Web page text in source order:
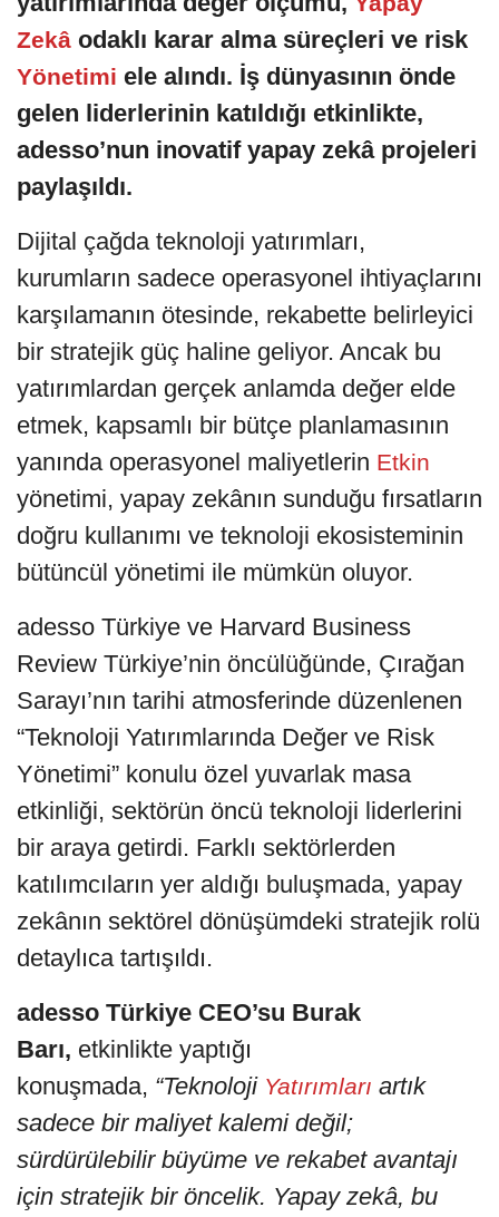
Zekâ odaklı karar alma süreçleri ve risk
Yönetimi ele alındı. İş dünyasının önde
gelen liderlerinin katıldığı etkinlikte,
adesso’nun inovatif yapay zekâ projeleri
paylaşıldı.
Dijital çağda teknoloji yatırımları,
kurumların sadece operasyonel ihtiyaçlarını
karşılamanın ötesinde, rekabette belirleyici
bir stratejik güç haline geliyor. Ancak bu
yatırımlardan gerçek anlamda değer elde
etmek, kapsamlı bir bütçe planlamasının
yanında operasyonel maliyetlerin Etkin
yönetimi, yapay zekânın sunduğu fırsatların
doğru kullanımı ve teknoloji ekosisteminin
bütüncül yönetimi ile mümkün oluyor.
adesso Türkiye ve Harvard Business
Review Türkiye’nin öncülüğünde, Çırağan
Sarayı’nın tarihi atmosferinde düzenlenen
“Teknoloji Yatırımlarında Değer ve Risk
Yönetimi” konulu özel yuvarlak masa
etkinliği, sektörün öncü teknoloji liderlerini
bir araya getirdi. Farklı sektörlerden
katılımcıların yer aldığı buluşmada, yapay
zekânın sektörel dönüşümdeki stratejik rolü
detaylıca tartışıldı.
adesso Türkiye CEO’su Burak
Barı, etkinlikte yaptığı
konuşmada, “TeknolojiYatırımları artık
sadece bir maliyet kalemi değil;
sürdürülebilir büyüme ve rekabet avantajı
için stratejik bir öncelik. Yapay zekâ, bu